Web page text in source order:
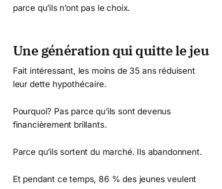
parce qu’ils n’ont pas le choix.
Une génération qui quitte le jeu
Fait intéressant, les moins de 35 ans réduisent
leur dette hypothécaire.
Pourquoi? Pas parce qu’ils sont devenus
financièrement brillants.
Parce qu’ils sortent du marché. Ils abandonnent.
Et pendant ce temps, 86 % des jeunes veulent